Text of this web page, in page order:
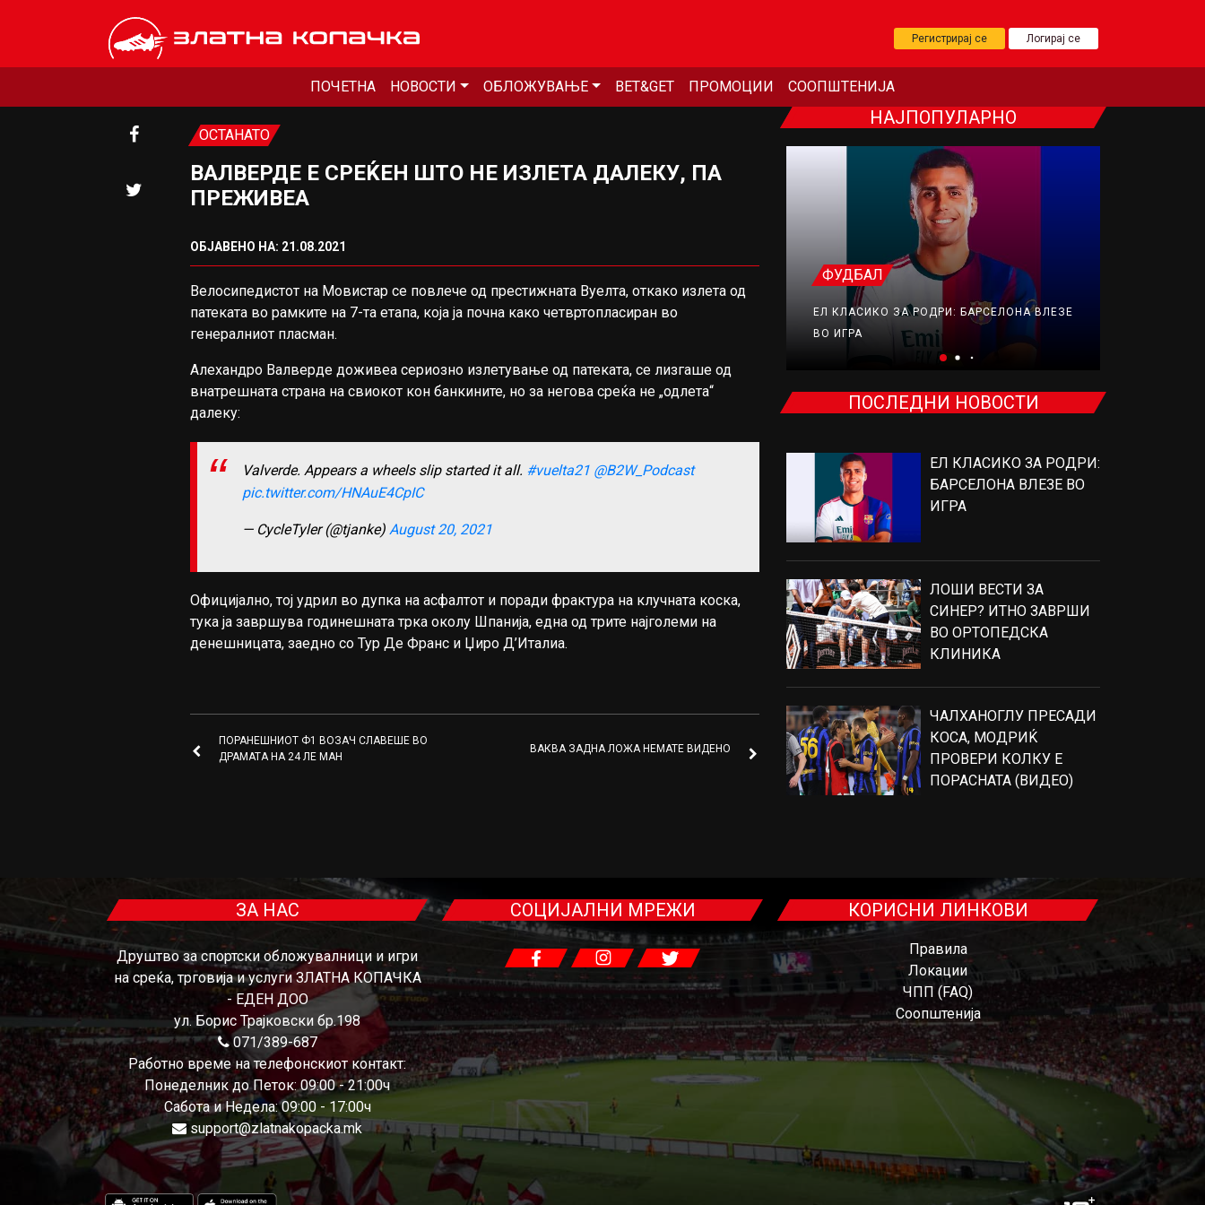
Регистрирај се Логирај се
ПОЧЕТНА НОВОСТИ ОБЛОЖУВАЊЕ BET&GET ПРОМОЦИИ СООПШТЕНИЈА
ОСТАНАТО
ВАЛВЕРДЕ Е СРЕЌЕН ШТО НЕ ИЗЛЕТА ДАЛЕКУ, ПА
ПРЕЖИВЕА
ОБЈАВЕНО НА: 21.08.2021
Велосипедистот на Мовистар се повлече од престижната Вуелта, откако излета од
патеката во рамките на 7-та етапа, која ја почна како четвртопласиран во
генералниот пласман.
Алехандро Валверде доживеа сериозно излетување од патеката, се лизгаше од
внатрешната страна на свиокот кон банкините, но за негова среќа не „одлета“
далеку:
Valverde. Appears a wheels slip started it all. #vuelta21 @B2W_Podcast
pic.twitter.com/HNAuE4CpIC
— CycleTyler (@tjanke) August 20, 2021
Официјално, тој удрил во дупка на асфалтот и поради фрактура на клучната коска,
тука ја завршува годинешната трка околу Шпанија, една од трите најголеми на
денешницата, заедно со Тур Де Франс и Џиро Д’Италиа.
ПОРАНЕШНИОТ Ф1 ВОЗАЧ СЛАВЕШЕ ВО
ДРАМАТА НА 24 ЛЕ МАН
ВАКВА ЗАДНА ЛОЖА НЕМАТЕ ВИДЕНО
НАЈПОПУЛАРНО
ЧАЛХАНОГЛУ ПРЕСАДИ КОСА, МОДРИЌ
ФУДБАЛ
ЕЛ КЛАСИКО ЗА РОДРИ: БАРСЕЛОНА ВЛЕЗЕ
ВО ИГРА
ПОСЛЕДНИ НОВОСТИ
ЕЛ КЛАСИКО ЗА РОДРИ:
БАРСЕЛОНА ВЛЕЗЕ ВО
ИГРА
ЛОШИ ВЕСТИ ЗА
СИНЕР? ИТНО ЗАВРШИ
ВО ОРТОПЕДСКА
КЛИНИКА
ЧАЛХАНОГЛУ ПРЕСАДИ
КОСА, МОДРИЌ
ПРОВЕРИ КОЛКУ Е
ПОРАСНАТА (ВИДЕО)
ЗА НАС
Друштво за спортски обложувалници и игри
на среќа, трговија и услуги ЗЛАТНА КОПАЧКА
- ЕДЕН ДОО
ул. Борис Трајковски бр.198
071/389-687
Работно време на телефонскиот контакт:
Понеделник до Петок: 09:00 - 21:00ч
Сабота и Недела: 09:00 - 17:00ч
support@zlatnakopacka.mk
СОЦИЈАЛНИ МРЕЖИ КОРИСНИ ЛИНКОВИ
Правила
Локации
ЧПП (FAQ)
Соопштенија